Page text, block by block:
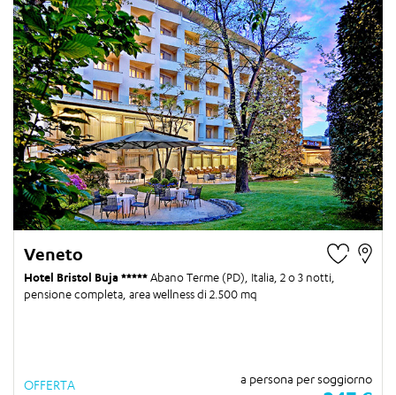
Veneto
Hotel Bristol Buja Abano Terme (PD), Italia, 2 o 3 notti
pensione completa, area wellness di 2.500 mq
OFFERTA
a persona per soggiorno